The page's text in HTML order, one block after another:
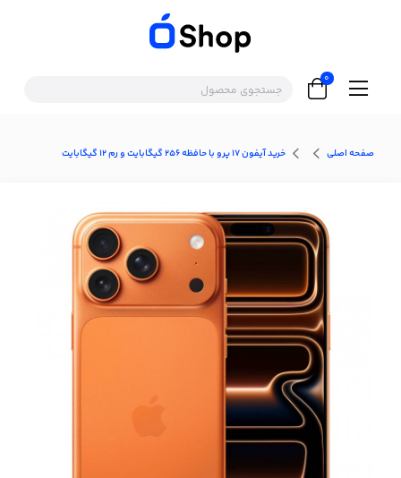
صفحه اصلی خرید آیفون 17 پرو با حافظه 256 گیگابایت و رم 12 گیگابایت
0